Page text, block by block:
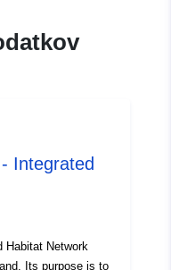
Integrated
Habitat Network
is to